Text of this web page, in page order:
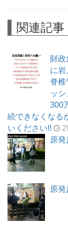
関連記事
財政
に岩
脊椎
ッ
300
続できなくなる
いください!!
原
原